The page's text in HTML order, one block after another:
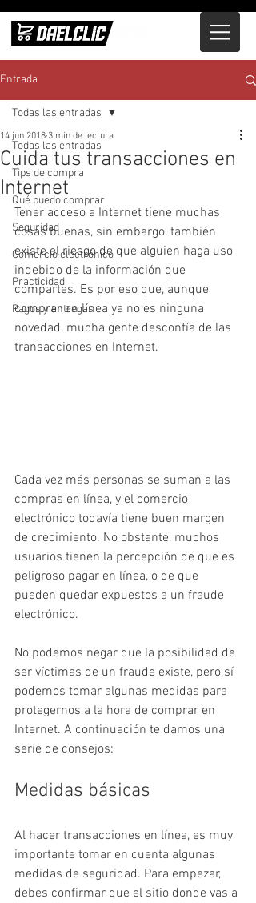
Entrada
Todas las entradas
Tips de compra
Qué puedo comprar
Seguridad
Comercio electrónico
Practicidad
Pagos y entregas
Todas las entradas
Cuida tus transacciones en
Internet
14 jun 2018 3 min de lectura
Tener acceso a Internet tiene muchas
cosas buenas, sin embargo, también
existe el riesgo de que alguien haga uso
indebido de la información que
compartes. Es por eso que, aunque
comprar en línea ya no es ninguna
novedad, mucha gente desconfía de las
transacciones en Internet.
Cada vez más personas se suman a las
compras en línea, y el comercio
electrónico todavía tiene buen margen
de crecimiento. No obstante, muchos
usuarios tienen la percepción de que es
peligroso pagar en línea, o de que
pueden quedar expuestos a un fraude
electrónico.
No podemos negar que la posibilidad de
ser víctimas de un fraude existe, pero sí
podemos tomar algunas medidas para
protegernos a la hora de comprar en
Internet. A continuación te damos una
serie de consejos:
Medidas básicas
Al hacer transacciones en línea, es muy
importante tomar en cuenta algunas
medidas de seguridad. Para empezar,
debes confirmar que el sitio donde vas a